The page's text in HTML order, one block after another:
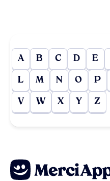
A B C D E
L M N O P
V W X Y Z